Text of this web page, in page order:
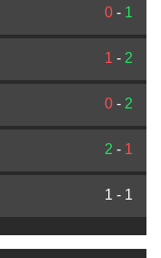
0 - 1
1 - 2
0 - 2
2 - 1
1 - 1